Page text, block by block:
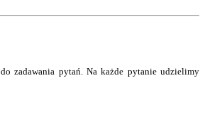
do zadawania pytań.Na każde pytanieudzielimy